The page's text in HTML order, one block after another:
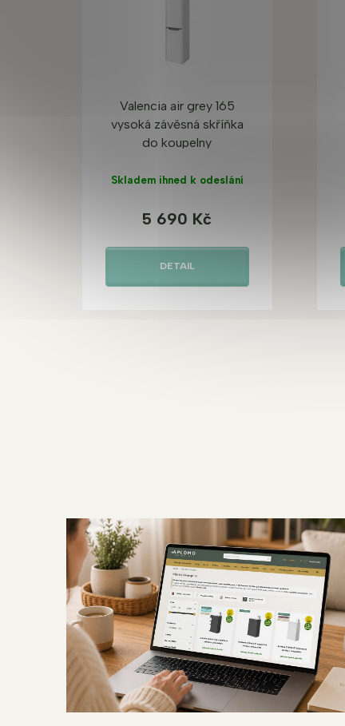
Valencia air grey 165
vysoká závěsná skříňka
do koupelny
Skladem ihned k odeslání
5 690 Kč
DETAIL